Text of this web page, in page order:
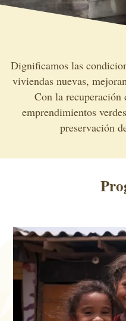
Dignificamos las
viviendas nuevas,
Con la recuperación
emprendimientos verdes
preservación